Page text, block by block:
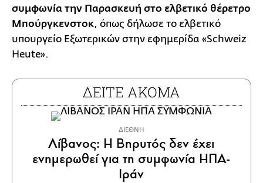
συμφωνία την Παρασκευή στο ελβετικό θέρετρο
Μπούργκενστοκ, όπως δήλωσε το ελβετικό
υπουργείο Εξωτερικών στην εφημερίδα «Schweiz
Heute».
ΔΕΙΤΕ ΑΚΟΜΑ
ΔΙΕΘΝΗ
Λίβανος: Η Βηρυτός δεν έχει
ενημερωθεί για τη συμφωνία ΗΠΑ-
Ιράν